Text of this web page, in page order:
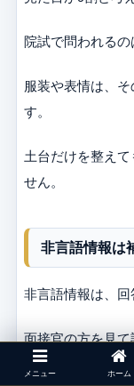
院試で問われるの
服装や表情は、
す。
土台だけを整え
せん。
非言語情報は
非言語情報は、回
面接官の方を見
る。
メニュー ホーム